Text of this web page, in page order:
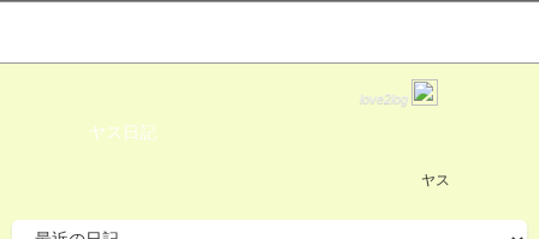
love2log
ヤス日記
ヤス